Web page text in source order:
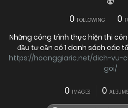
0 FOLLOWING 0
Những công trình thực hiện thi
đầu tư cần có 1 danh sách các
https://hoanggiaric.net/dich-vu-
goi/
0 IMAGES 0 ALBUMS